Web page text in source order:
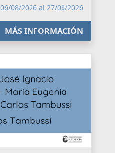
06/08/2026 al 27/08/2026
MÁS INFORMACIÓN